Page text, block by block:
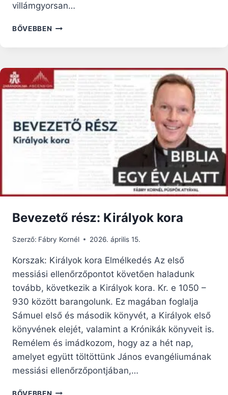
villámgyorsan…
BŐVEBBEN
PILLANATAI
EGY
14
EMLÉKEIBEN
Bevezető rész: Királyok kora
Szerző: Fábry Kornél 2026. április 15.
Korszak: Királyok kora Elmélkedés Az első
messiási ellenőrzőpontot követően haladunk
tovább, következik a Királyok kora. Kr. e 1050 –
930 között barangolunk. Ez magában foglalja
Sámuel első és második könyvét, a Királyok első
könyvének elejét, valamint a Krónikák könyveit is.
Remélem és imádkozom, hogy az a hét nap,
amelyet együtt töltöttünk János evangéliumának
messiási ellenőrzőpontjában,…
BŐVEBBEN BEVEZETŐ